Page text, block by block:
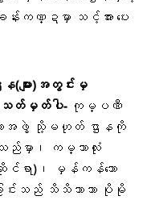
ဏ္ဍမှာ သင့်အား ပေး
(များ)အတွင်းမှ
းသတ်မှတ်ပါ- ကုမ္ပဏီ
အဖွဲ့ သို့မဟုတ် ဌာနကို
ည်မှာ၊ ကမ္ဘာလုံး
ရာ)၊ မှန်ကန်သော
င်းသည် သိသိသာသာ ပိုမို